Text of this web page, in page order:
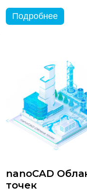
Подробнее
nanoCAD
точек